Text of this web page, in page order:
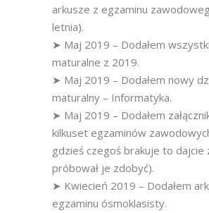
arkusze z egzaminu
letnia).
➤ Maj 2019 – Dodałem
maturalne z 2019.
➤ Maj 2019 – Dodałem nowy
maturalny – Informatyka.
➤ Maj 2019 – Dodałem
kilkuset egzaminów
gdzieś czegoś brakuje to dajcie
próbował je zdobyć).
➤ Kwiecień 2019 – Dodałem
egzaminu ósmoklasisty.